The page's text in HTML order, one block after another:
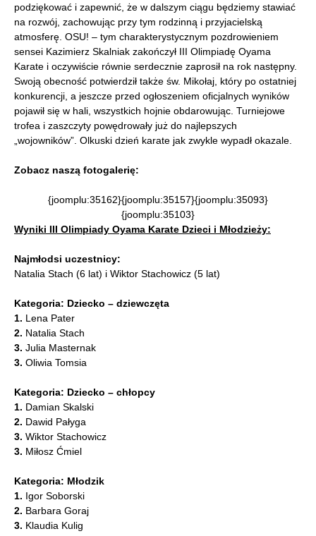
podziękować i zapewnić, że w dalszym ciągu będziemy stawiać
na rozwój, zachowując przy tym rodzinną i przyjacielską
atmosferę. OSU! – tym charakterystycznym pozdrowieniem
sensei Kazimierz Skalniak zakończył III Olimpiadę Oyama
Karate i oczywiście równie serdecznie zaprosił na rok następny.
Swoją obecność potwierdził także św. Mikołaj, który po ostatniej
konkurencji, a jeszcze przed ogłoszeniem oficjalnych wyników
pojawił się w hali, wszystkich hojnie obdarowując. Turniejowe
trofea i zaszczyty powędrowały już do najlepszych
„wojowników”. Olkuski dzień karate jak zwykle wypadł okazale.
Zobacz naszą fotogalerię:
{joomplu:35162}{joomplu:35157}{joomplu:35093}
{joomplu:35103}
Wyniki III Olimpiady Oyama Karate Dzieci i Młodzieży:
Najmłodsi uczestnicy:
Natalia Stach (6 lat) i Wiktor Stachowicz (5 lat)
Kategoria: Dziecko – dziewczęta
1. Lena Pater
2. Natalia Stach
3. Julia Masternak
3. Oliwia Tomsia
Kategoria: Dziecko – chłopcy
1. Damian Skalski
2. Dawid Pałyga
3. Wiktor Stachowicz
3. Miłosz Ćmiel
Kategoria: Młodzik
1. Igor Soborski
2. Barbara Goraj
3. Klaudia Kulig